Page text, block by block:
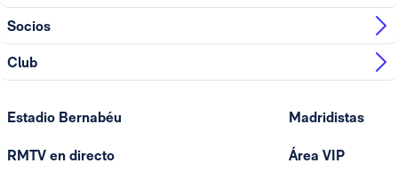
Socios
Club
Estadio Bernabéu
RMTV en directo
Madridistas
Área VIP